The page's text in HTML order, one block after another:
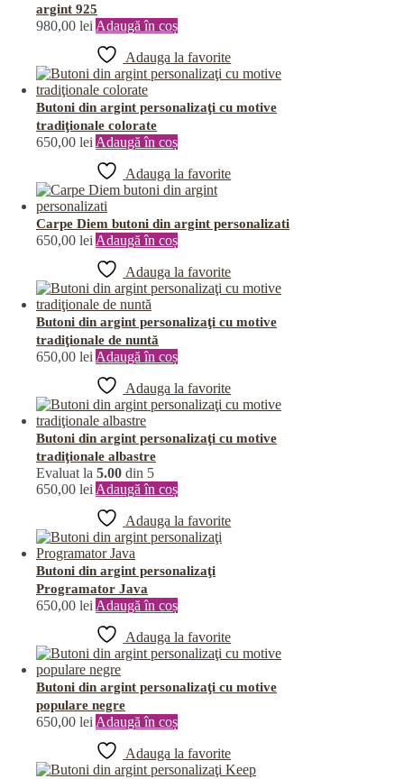
argint 925
980,00 lei Adaugă în coș
Adauga la favorite
Butoni din argint personalizaţi cu motive
tradiţionale colorate
650,00 lei Adaugă în coș
Adauga la favorite
Carpe Diem butoni din argint personalizati
650,00 lei Adaugă în coș
Adauga la favorite
Butoni din argint personalizaţi cu motive
tradiţionale de nuntă
650,00 lei Adaugă în coș
Adauga la favorite
Butoni din argint personalizaţi cu motive
tradiţionale albastre
Evaluat la 5.00 din 5
650,00 lei Adaugă în coș
Adauga la favorite
Butoni din argint personalizaţi
Programator Java
650,00 lei Adaugă în coș
Adauga la favorite
Butoni din argint personalizaţi cu motive
populare negre
650,00 lei Adaugă în coș
Adauga la favorite